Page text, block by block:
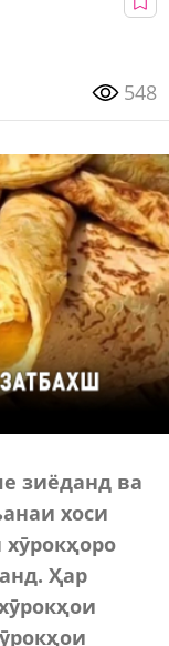
548
зиёданд ва
хоси
хӯрокҳоро
. Ҳар